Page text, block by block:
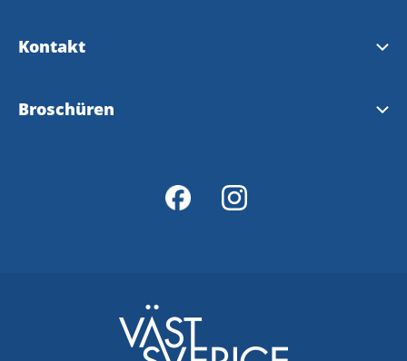
Kontakt
Kontakt & Öffnungszeiten
Broschüren
Kållandsö Ferienstrasse
Kinnekulle Ferienstrasse